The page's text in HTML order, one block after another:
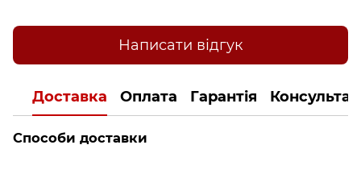
Написати відгук
Доставка Оплата Гарантія
Способи доставки